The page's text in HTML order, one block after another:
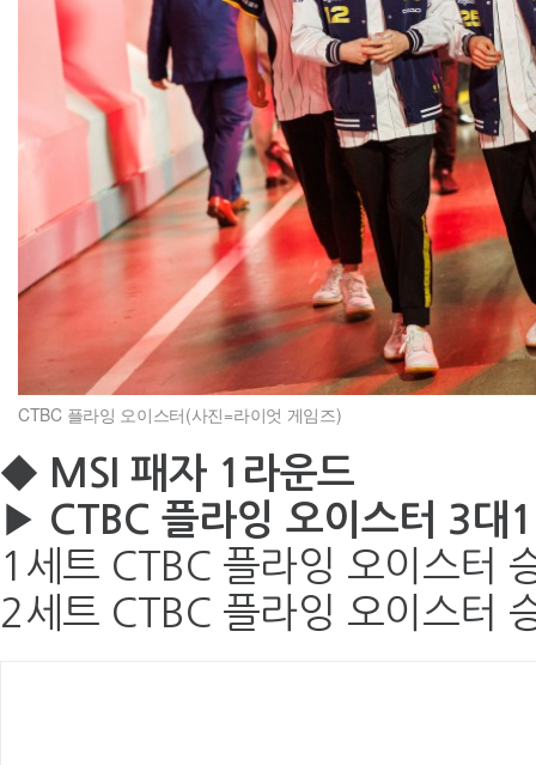
CTBC 플라잉 오이스터(사진=라이엇 게임즈)
◆ MSI 패자 1라운드
▶ CTBC 플라잉 오이스터 3대
1세트 CTBC 플라잉 오이스터
2세트 CTBC 플라잉 오이스터